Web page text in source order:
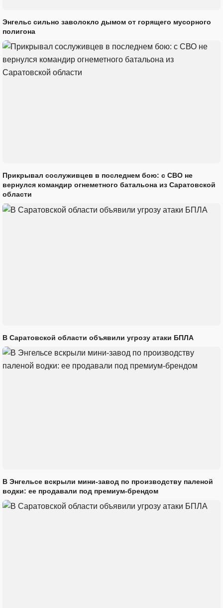
Энгельс сильно заволокло дымом от горящего мусорного
полигона
Прикрывал сослуживцев в последнем бою: с СВО не
вернулся командир огнеметного батальона из Саратовской
области
В Саратовской области объявили угрозу атаки БПЛА
В Энгельсе вскрыли мини-завод по производству паленой
водки: ее продавали под премиум-брендом